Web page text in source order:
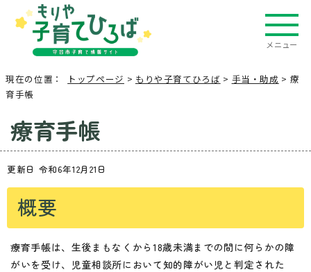
メニュー
現在の位置： トップページ > もりや子育てひろば > 手当・助成 > 療
育手帳
療育手帳
更新日 令和6年12月21日
概要
療育手帳は、生後まもなくから18歳未満までの間に何らかの障
がいを受け、児童相談所において知的障がい児と判定された